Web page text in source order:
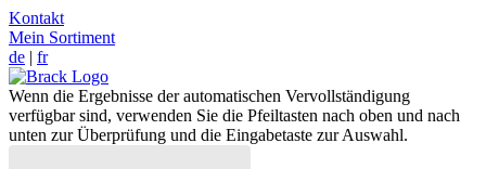
Kontakt
Mein Sortiment
de | fr
Wenn die Ergebnisse der automatischen Vervollständigung
verfügbar sind, verwenden Sie die Pfeiltasten nach oben und nach
unten zur Überprüfung und die Eingabetaste zur Auswahl.